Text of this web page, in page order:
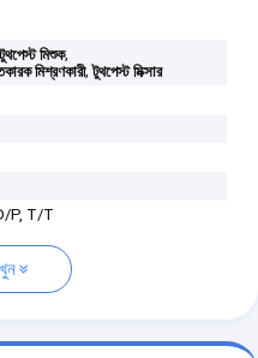
মিশুক,
মিশ্রণকারী,টুথপেস্ট মিক্সার
P, T/T